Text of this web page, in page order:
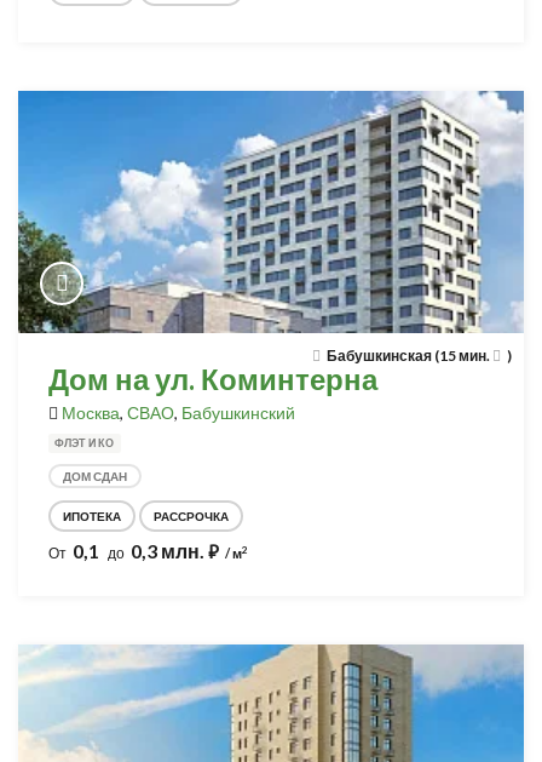
Бабушкинская (15 мин. )
Дом на ул. Коминтерна
Москва, СВАО, Бабушкинский
ФЛЭТ И КО
ДОМ СДАН
ИПОТЕКА РАССРОЧКА
От 0,1 до 0,3 млн. ⃏ / м2